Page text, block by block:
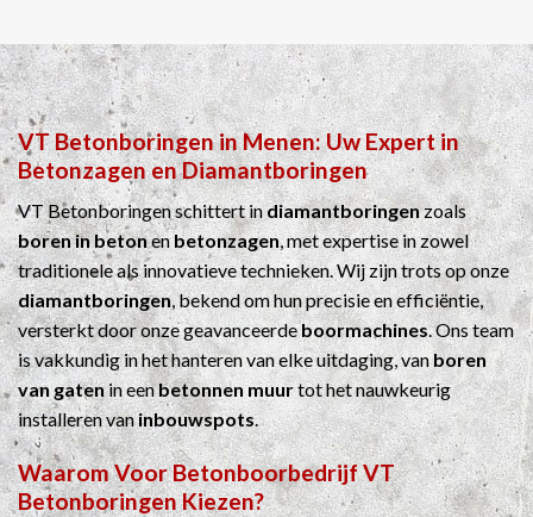
VT BetonboringeninMenen: Uw Expert in
BetonzagenenDiamantboringen
VT Betonboringen schittert indiamantboringenzoals
boren in betonenbetonzagen, met expertise in zowel
traditionele als innovatieve technieken. Wij zijn trots op onze
diamantboringen, bekend om hun precisie en efficiëntie,
versterkt door onze geavanceerdeboormachines. Ons team
is vakkundig in het hanteren van elke uitdaging, vanboren
van gatenin eenbetonnen muurtot het nauwkeurig
installeren vaninbouwspots.
Waarom VoorBetonboorbedrijfVT
Betonboringen Kiezen?